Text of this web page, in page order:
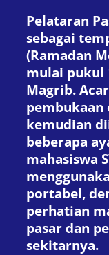
Pelataran
sebagai
(Ramadan
mulai pukul
Magrib.
pembukaan
kemudian
beberapa
mahasiswa
portabel,
perhatian
pasar dan
sekitarnya.